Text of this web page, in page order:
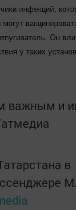
инфекций,
Он
у таких
важным и
в